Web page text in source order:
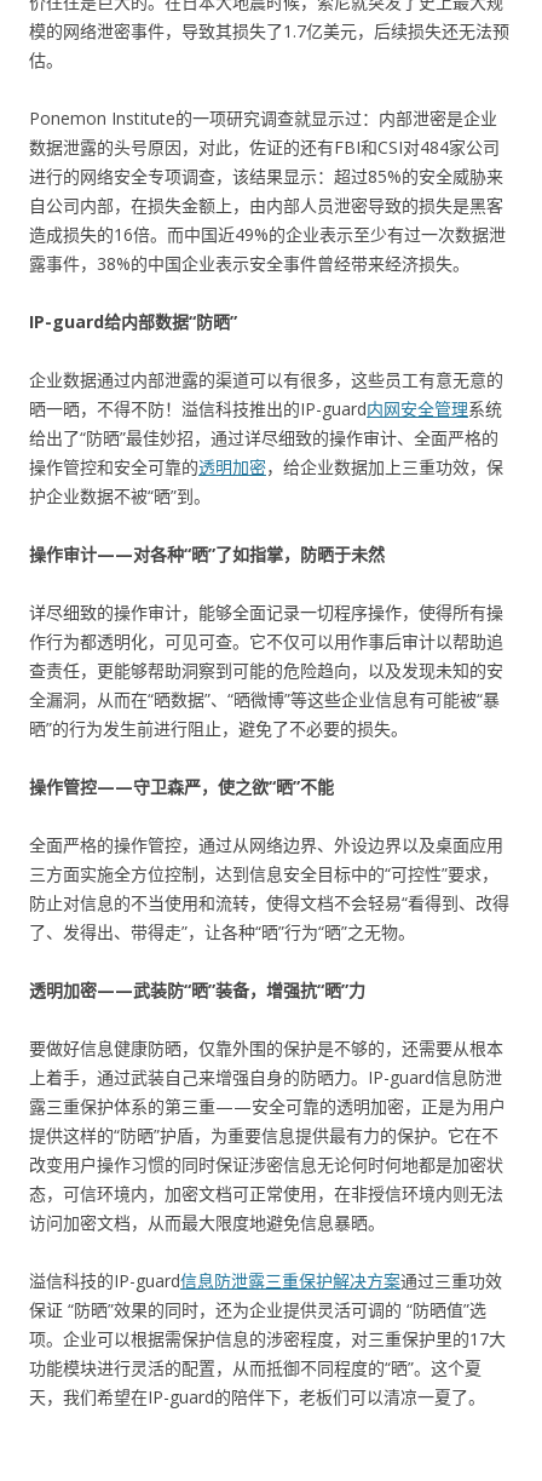
模的网络泄密事件，导致其损失了1.7亿美元，后续损失还无法预
估。
Ponemon Institute的一项研究调查就显示过：内部泄密是企业
数据泄露的头号原因，对此，佐证的还有FBI和CSI对484家公司
进行的网络安全专项调查，该结果显示：超过85%的安全威胁来
自公司内部，在损失金额上，由内部人员泄密导致的损失是黑客
造成损失的16倍。而中国近49%的企业表示至少有过一次数据泄
露事件，38%的中国企业表示安全事件曾经带来经济损失。
IP-guard给内部数据“防晒”
企业数据通过内部泄露的渠道可以有很多，这些员工有意无意的
晒一晒，不得不防！溢信科技推出的IP-guard内网安全管理系统
给出了“防晒”最佳妙招，通过详尽细致的操作审计、全面严格的
操作管控和安全可靠的透明加密，给企业数据加上三重功效，保
护企业数据不被“晒”到。
操作审计——对各种“晒”了如指掌，防晒于未然
详尽细致的操作审计，能够全面记录一切程序操作，使得所有操
作行为都透明化，可见可查。它不仅可以用作事后审计以帮助追
查责任，更能够帮助洞察到可能的危险趋向，以及发现未知的安
全漏洞，从而在“晒数据”、“晒微博”等这些企业信息有可能被“暴
晒”的行为发生前进行阻止，避免了不必要的损失。
操作管控——守卫森严，使之欲“晒”不能
全面严格的操作管控，通过从网络边界、外设边界以及桌面应用
三方面实施全方位控制，达到信息安全目标中的“可控性”要求，
防止对信息的不当使用和流转，使得文档不会轻易“看得到、改得
了、发得出、带得走”，让各种“晒”行为“晒”之无物。
透明加密——武装防“晒”装备，增强抗“晒”力
要做好信息健康防晒，仅靠外围的保护是不够的，还需要从根本
上着手，通过武装自己来增强自身的防晒力。IP-guard信息防泄
露三重保护体系的第三重——安全可靠的透明加密，正是为用户
提供这样的“防晒”护盾，为重要信息提供最有力的保护。它在不
改变用户操作习惯的同时保证涉密信息无论何时何地都是加密状
态，可信环境内，加密文档可正常使用，在非授信环境内则无法
访问加密文档，从而最大限度地避免信息暴晒。
溢信科技的IP-guard信息防泄露三重保护解决方案通过三重功效
保证 “防晒”效果的同时，还为企业提供灵活可调的 “防晒值”选
项。企业可以根据需保护信息的涉密程度，对三重保护里的17大
功能模块进行灵活的配置，从而抵御不同程度的“晒”。这个夏
天，我们希望在IP-guard的陪伴下，老板们可以清凉一夏了。